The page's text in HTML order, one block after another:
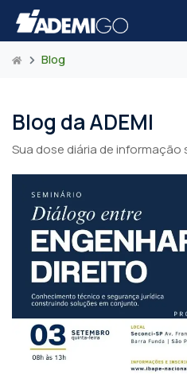
Blog
Blog da ADEMI
Sua dose diária de